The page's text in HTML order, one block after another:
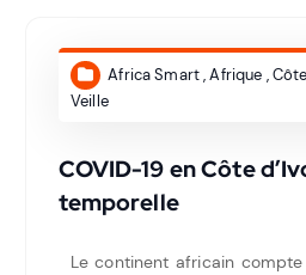
Africa Smart,Afrique ,
Veille
COVID-19 en Côte
temporelle
Le continent africain compte